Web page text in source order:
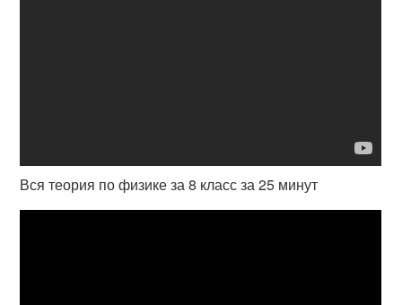
Вся теория по физике за 8 класс за 25 минут